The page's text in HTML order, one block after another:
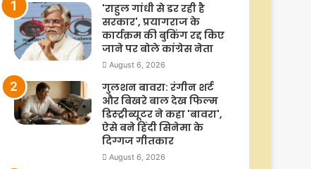
'राहुल गांधी से डर रही है
सरकार', प्रयागराज के
कार्यक्रम की बुकिंग रद्द किए
जाने पर बोले कांग्रेस नेता
August 6, 2026
गुलशन बावरा: रंगीन शर्ट
और बिखरे बाल देख फिल्म
डिस्ट्रीब्यूटर ने कहा 'बावरा',
ऐसे बने हिंदी सिनेमा के
दिग्गज गीतकार
August 6, 2026